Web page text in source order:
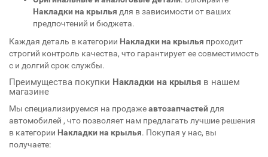
Накладки на крылья для в зависимости от ваших
предпочтений и бюджета.
Каждая деталь в категории Накладки на крылья проходит
строгий контроль качества, что гарантирует ее совместимость
с и долгий срок службы.
Преимущества покупки Накладки на крылья в нашем
магазине
Мы специализируемся на продажеавтозапчастей для
автомобилей , что позволяет нам предлагать лучшие решения
в категории Накладки на крылья. Покупая у нас, вы
получаете: